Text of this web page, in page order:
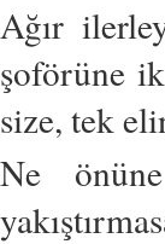
Ağır
şoförüne
size, tek
Ne